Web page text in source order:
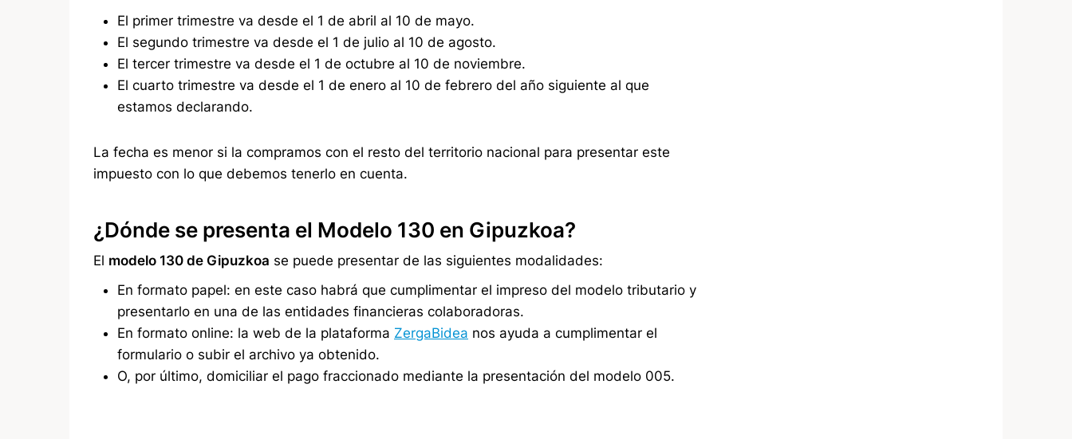
El primer trimestre va desde el 1 de abril al 10 de mayo.
El segundo trimestre va desde el 1 de julio al 10 de agosto.
El tercer trimestre va desde el 1 de octubre al 10 de noviembre.
El cuarto trimestre va desde el 1 de enero al 10 de febrero del año siguiente al que
estamos declarando.
La fecha es menor si la compramos con el resto del territorio nacional para presentar este
impuesto con lo que debemos tenerlo en cuenta.
¿Dónde se presenta el Modelo 130 en Gipuzkoa?
El modelo 130 de Gipuzkoa se puede presentar de las siguientes modalidades:
En formato papel: en este caso habrá que cumplimentar el impreso del modelo tributario y
presentarlo en una de las entidades financieras colaboradoras.
En formato online: la web de la plataforma ZergaBidea nos ayuda a cumplimentar el
formulario o subir el archivo ya obtenido.
O, por último, domiciliar el pago fraccionado mediante la presentación del modelo 005.